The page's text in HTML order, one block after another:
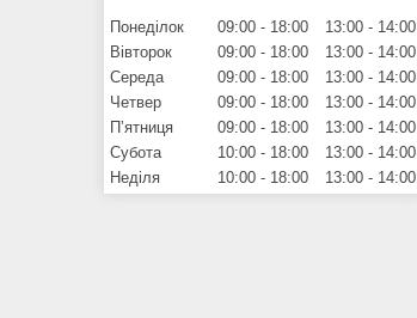
Понеділок 09:00 18:00 13:00
14:00
Вівторок
09:00 18:00 13:00
14:00
Середа
09:00 18:00 13:00
14:00
Четвер
09:00 18:00 13:00
14:00
Пʼятниця
09:00 18:00 13:00
14:00
Субота
10:00 18:00 13:00
14:00
Неділя
10:00 18:00 13:00 14:00